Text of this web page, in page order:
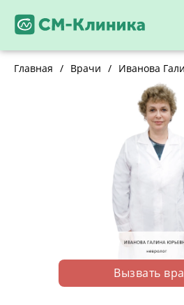
Главная / Врачи / Иванова
Вызвать